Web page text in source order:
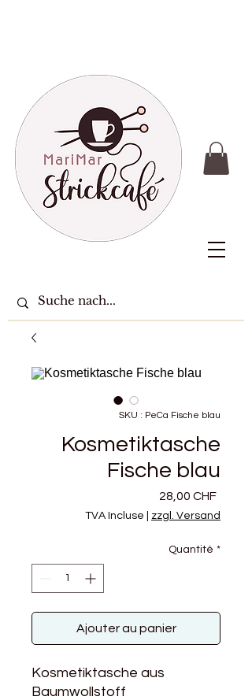
SKU : PeCa Fische blau
Kosmetiktasche
Fische blau
28,00 CHFPrix
TVA Incluse zzgl. Versand
Quantité *
Ajouter au panier
Kosmetiktasche aus
Baumwollstoff